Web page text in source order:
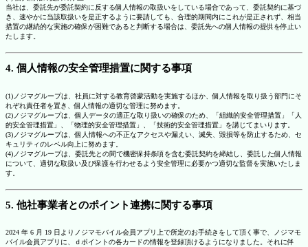
当社は、委託先が委託契約に反する個人情報の取扱いをしている場合であって、委託契約に基づ
き、速やかに当該取扱いを是正するように要請しても、合理的期間内にこれが是正されず、相当
措置の継続的な実施の確保が困難であると判断する場合は、委託先への個人情報の提供を停止い
たします。
4. 個人情報の安全管理措置に関する事項
(1)ノジマグループは、社員に対する教育啓蒙活動を実施するほか、個人情報を取り扱う部門にそ
れぞれ責任者を置き、個人情報の適切な管理に努めます。
(2)ノジマグループは、個人データの適正な取り扱いの確保のため、「組織的安全管理措置」「人
的安全管理措置」、「物理的安全管理措置」、「技術的安全管理措置」を講じてまいります。
(3)ノジマグループは、個人情報への不正なアクセスや漏えい、滅失、毀損等を防止するため、セ
キュリティのレベル向上に努めます。
(4)ノジマグループは、委託先との間で機密保持条項を含む委託契約を締結し、委託した個人情報
について、適切な取扱い及び保護を行わせるよう安全管理に必要かつ適切な監督を実施いたしま
す。
5. 他社事業者とのポイント連携に関する事項
2024 年 6 月 19 日よりノジマモバイル会員アプリ上で所定のお手続きをして頂く事で、ノジマモ
バイル会員アプリに、ｄポイントの各カードの情報を登録頂けるようになりました。それに伴